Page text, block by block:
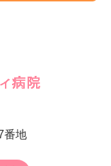
番地